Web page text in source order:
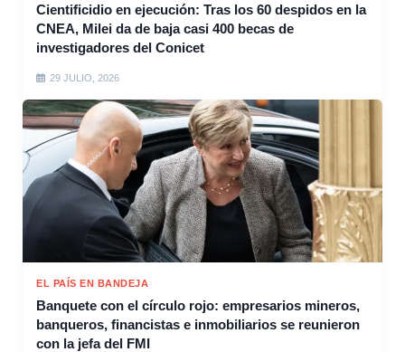
Cientificidio en ejecución: Tras los 60 despidos en la
CNEA, Milei da de baja casi 400 becas de
investigadores del Conicet
29 JULIO, 2026
EL PAÍS EN BANDEJA
Banquete con el círculo rojo: empresarios mineros,
banqueros, financistas e inmobiliarios se reunieron
con la jefa del FMI